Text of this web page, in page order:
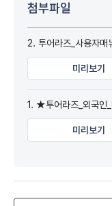
첨부파일
2. 투어라즈_사용자
미리보기
1. ★투어라즈_외국인
미리보기